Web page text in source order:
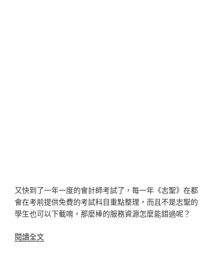
又快到了一年一度的會計師考試了，每一年《志聖》在都
會在考前提供免費的考試科目重點整理，而且不是志聖的
學生也可以下載唷，那麼棒的服務資源怎麼能錯過呢？
閱讀全文〈免